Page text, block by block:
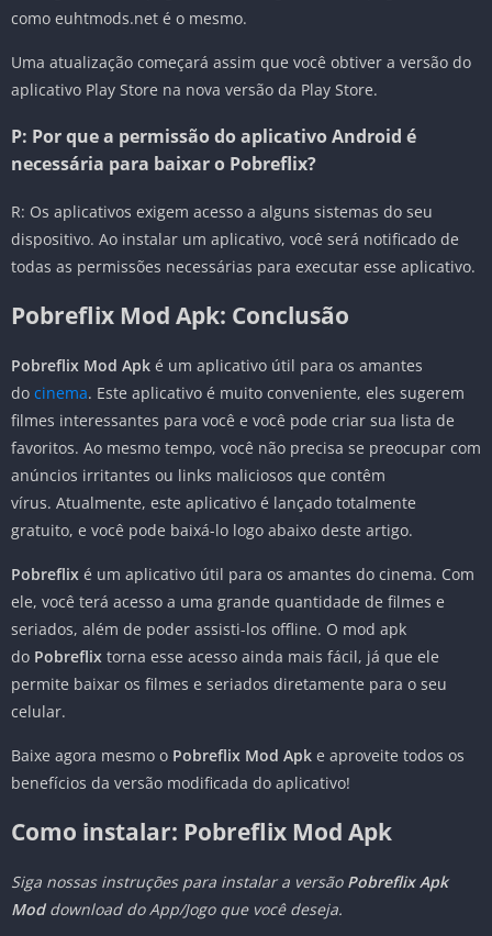
como euhtmods.net é o mesmo.
Uma atualização começará assim que você obtiver a versão do
aplicativo Play Store na nova versão da Play Store.
P: Por que a permissão do aplicativo Android é
necessária para baixar o Pobreflix?
R: Os aplicativos exigem acesso a alguns sistemas do seu
dispositivo. Ao instalar um aplicativo, você será notificado de
todas as permissões necessárias para executar esse aplicativo.
Pobreflix Mod Apk: Conclusão
Pobreflix Mod Apk é um aplicativo útil para os amantes
do cinema. Este aplicativo é muito conveniente, eles sugerem
filmes interessantes para você e você pode criar sua lista de
favoritos. Ao mesmo tempo, você não precisa se preocupar com
anúncios irritantes ou links maliciosos que contêm
vírus. Atualmente, este aplicativo é lançado totalmente
gratuito, e você pode baixá-lo logo abaixo deste artigo.
Pobreflix é um aplicativo útil para os amantes do cinema. Com
ele, você terá acesso a uma grande quantidade de filmes e
seriados, além de poder assisti-los offline. O mod apk
do Pobreflix torna esse acesso ainda mais fácil, já que ele
permite baixar os filmes e seriados diretamente para o seu
celular.
Baixe agora mesmo o Pobreflix Mod Apk e aproveite todos os
benefícios da versão modificada do aplicativo!
Como instalar: Pobreflix Mod Apk
Siga nossas instruções para instalar a versão PobreflixApk
Moddownload do App/Jogo que você deseja.